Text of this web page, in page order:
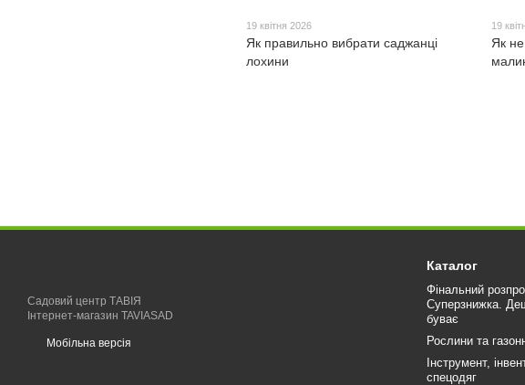
19 квітня 2026
Як правильно вибрати саджанці
лохини
19
Як
Садовий центр ТАВІЯ
Інтернет-магазин TAVIASAD
Мобільна версія
Каталог
Фінальний
Суперзнижка.
буває
Рослини та
Інструмент,
спецодяг